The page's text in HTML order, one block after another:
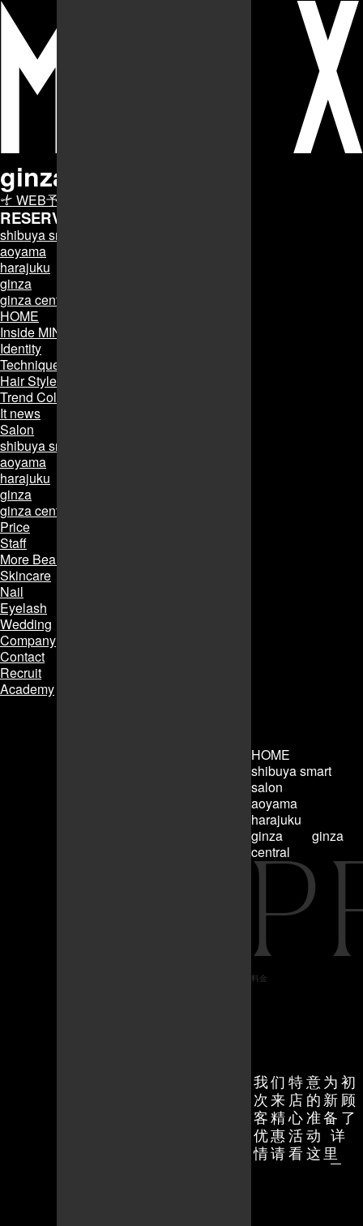
ginza
WEB予約
RESERVE
shibuya smart salon
aoyama
harajuku
ginza
ginza central
HOME
Inside MINX
Identity
Technique
Hair Style
Trend Collection
It news
Salon
shibuya smart salon
aoyama
harajuku
ginza
ginza central
Price
Staff
More Beauty
Skincare
Nail
Eyelash
Wedding
Company
Contact
Recruit
Academy
HOME
shibuya smart
salon
aoyama
harajuku
ginza
ginza
central
料金
我们特意为初
次来店的新顾
客精心准备了
优惠活动 详
情请看这里